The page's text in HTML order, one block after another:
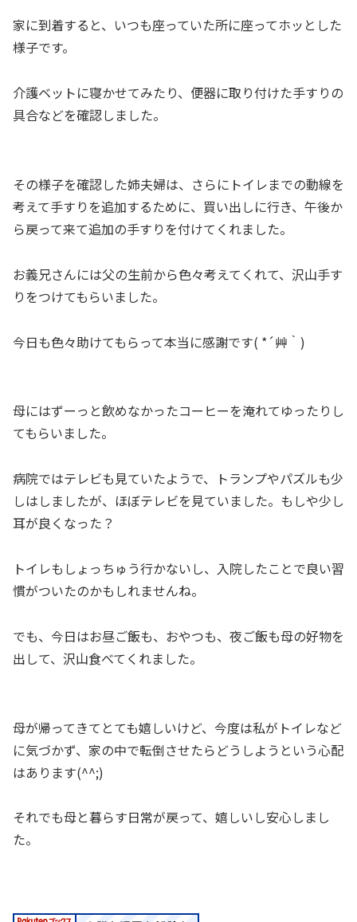
家に到着すると、いつも座っていた所に座ってホッとした
様子です。
介護ベットに寝かせてみたり、便器に取り付けた手すりの
具合などを確認しました。
その様子を確認した姉夫婦は、さらにトイレまでの動線を
考えて手すりを追加するために、買い出しに行き、午後か
ら戻って来て追加の手すりを付けてくれました。
お義兄さんには父の生前から色々考えてくれて、沢山手す
りをつけてもらいました。
今日も色々助けてもらって本当に感謝です( *´艸｀)
母にはずーっと飲めなかったコーヒーを淹れてゆったりし
てもらいました。
病院ではテレビも見ていたようで、トランプやパズルも少
しはしましたが、ほぼテレビを見ていました。もしや少し
耳が良くなった？
トイレもしょっちゅう行かないし、入院したことで良い習
慣がついたのかもしれませんね。
でも、今日はお昼ご飯も、おやつも、夜ご飯も母の好物を
出して、沢山食べてくれました。
母が帰ってきてとても嬉しいけど、今度は私がトイレなど
に気づかず、家の中で転倒させたらどうしようという心配
はあります(^^;)
それでも母と暮らす日常が戻って、嬉しいし安心しまし
た。